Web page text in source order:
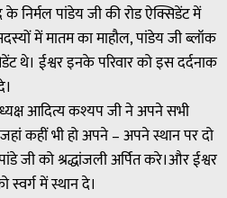
के निर्मल पांडेय जी की रोड ऐक्सिडेंट में
में मातम का माहौल, पांडेय जी ब्लॉक
थे। ईश्वर इनके परिवार को इस दर्दनाक
आदित्य कश्यप जी ने अपने सभी
कहीं भी हो अपने – अपने स्थान पर दो
जी को श्रद्धांजली अर्पित करे।और ईश्वर
स्वर्ग में स्थान दे।